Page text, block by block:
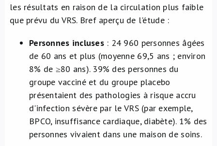
les résultats en raison de la circulation plus faible
que prévu du VRS. Bref aperçu de l'étude :
Personnes incluses: 24 960 personnes âgées
de 60 ans et plus (moyenne 69,5 ans ; environ
8% de ≥80 ans). 39% des personnes du
groupe vacciné et du groupe placebo
présentaient des pathologies à risque accru
d'infection sévère par le VRS (par exemple,
BPCO, insuffisance cardiaque, diabète). 1% des
personnes vivaient dans une maison de soins.